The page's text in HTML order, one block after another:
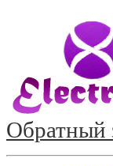
Обратный